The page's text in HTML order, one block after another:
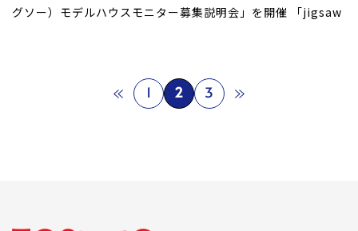
グソー）モデルハウスモニター募集説明会」を開催 「jigsaw
« 1 2 3